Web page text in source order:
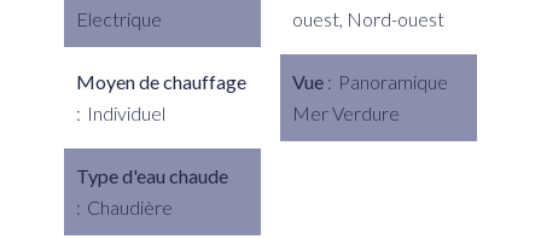
Electrique
Moyen de chauffage
Individuel
Type d'eau chaude
Chaudière
ouest, Nord-ouest
Vue
Panoramique
Mer Verdure